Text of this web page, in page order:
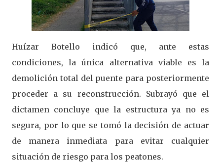
Huízar Botello indicó que, ante estas
condiciones, la única alternativa viable es la
demolición total del puente para posteriormente
proceder a su reconstrucción. Subrayó que el
dictamen concluye que la estructura ya no es
segura, por lo que se tomó la decisión de actuar
de manera inmediata para evitar cualquier
situación de riesgo para los peatones.